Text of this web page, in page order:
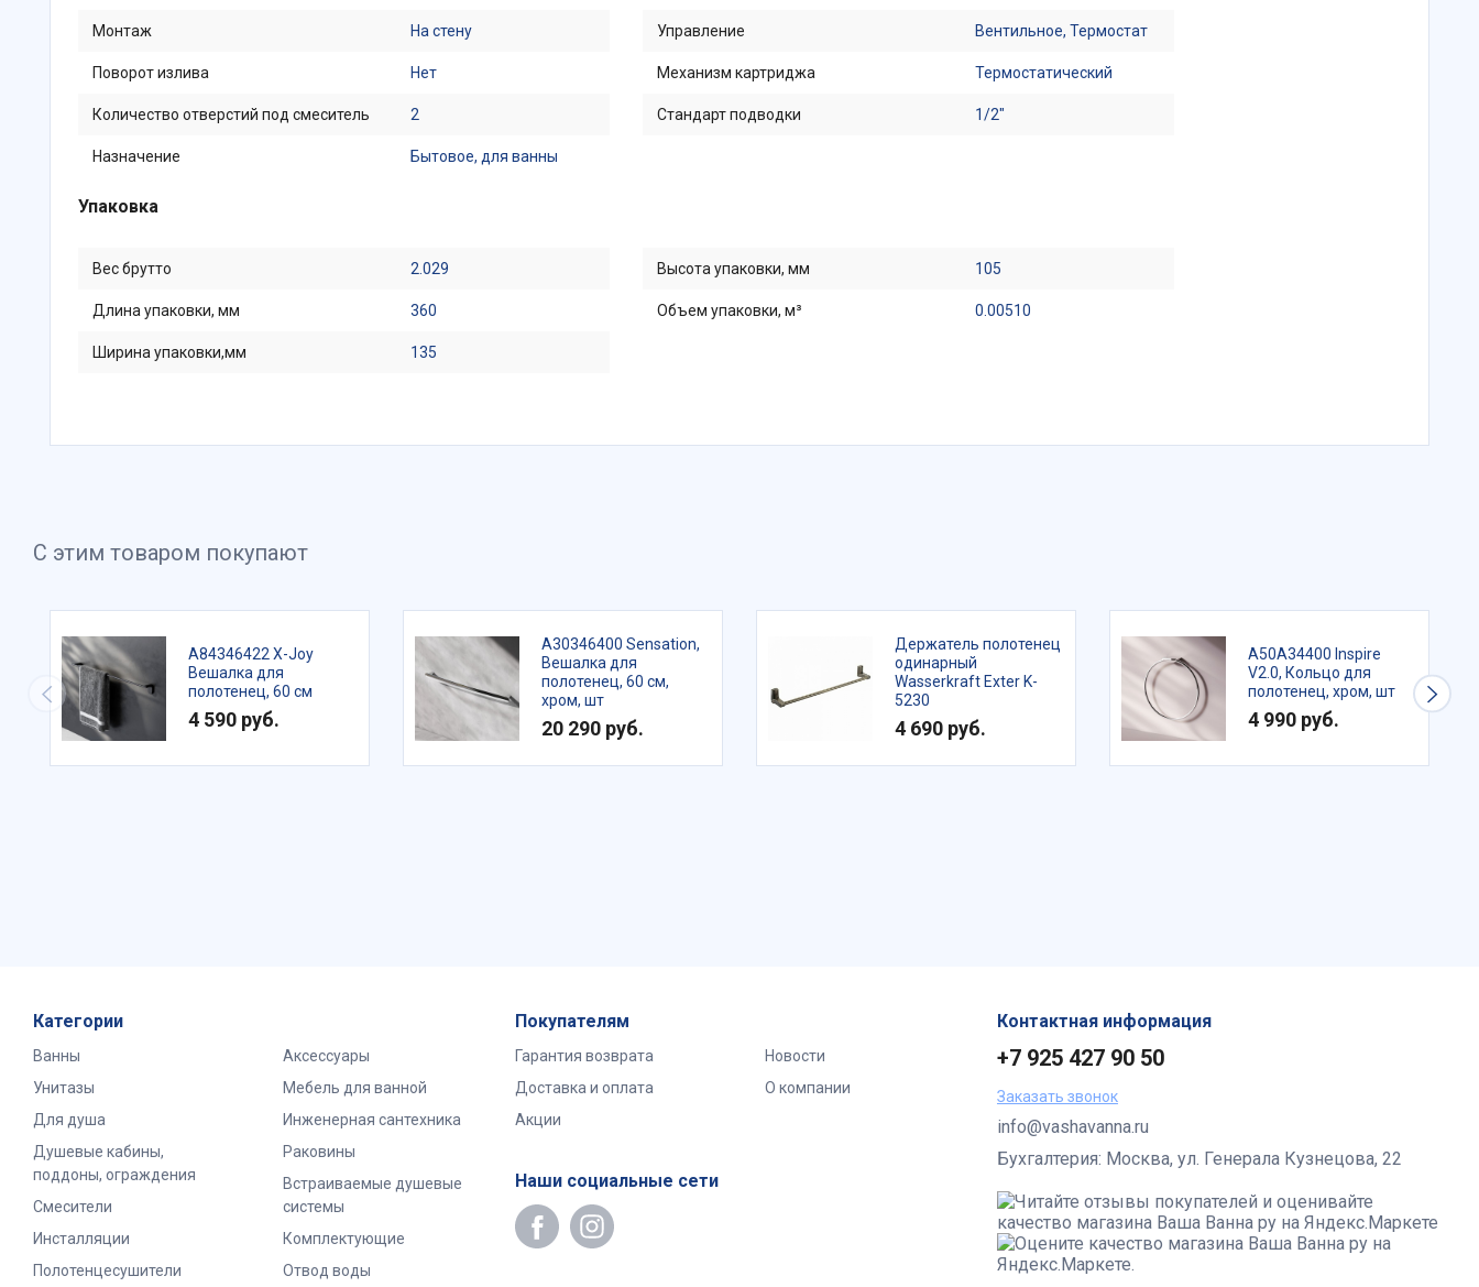
Монтаж На стену
Поворот излива Нет
Количество отверстий под смеситель 2
Назначение Бытовое, для ванны
Управление Вентильное, Термостат
Механизм картриджа Термостатический
Стандарт подводки 1/2"
Упаковка
Вес брутто 2.029
Длина упаковки, мм 360
Ширина упаковки,мм 135
Высота упаковки, мм 105
Объем упаковки, м³ 0.00510
С этим товаром покупают
A84346422 X-Joy
Вешалка для
полотенец, 60 см
4 590 руб.
A30346400 Sensation,
Вешалка для
полотенец, 60 см,
хром, шт
20 290 руб.
Держатель полотенец
одинарный
Wasserkraft Exter K-
5230
4 690 руб.
A50A34400 Inspire
V2.0, Кольцо для
полотенец, хром, шт
4 990 руб.
Категории
Ванны
Унитазы
Для душа
Душевые кабины,
поддоны, ограждения
Смесители
Инсталляции
Полотенцесушители
Аксессуары
Мебель для ванной
Инженерная сантехника
Раковины
Встраиваемые душевые
системы
Комплектующие
Отвод воды
Покупателям
Гарантия возврата
Доставка и оплата
Акции
Новости
О компании
Наши социальные сети
Контактная информация
+7 925 427 90 50
Заказать звонок
info@vashavanna.ru
Бухгалтерия: Москва, ул. Генерала Кузнецова, 22